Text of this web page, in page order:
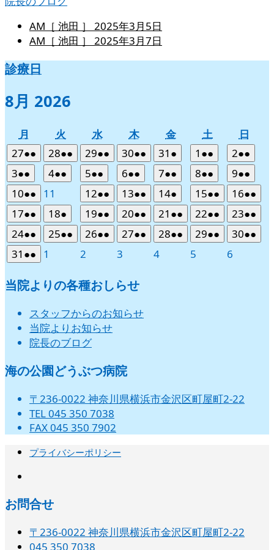
AM［ 池田 ］ 2025年3月5日
AM［ 池田 ］ 2025年3月7日
診療日
8月 2026
月
曜
日
火
曜
日
水水
曜
日
木木
曜
日
金金
曜
日
土土
曜
日
日
曜
日
272026
年
7
月
27
日
●●
件
の
イ
ベ
ン
ト)
282026
年
7
28
日
●●
件
の
ベ
ン
ト)
292026
年
7
月
29
日
●●
件
の
ベ
ン
ト)
302026
年
7
月
30
日
●●
件
の
ベ
ン
ト)
31 2026
年
7
月
31
日
●
件
の
ベ
ン
ト)
1 2026
年
8
月
1
日
●●
件
の
イ
ベ
ン
ト)
22026
年
8
月
2
日
●●
件
の
イ
ベ
ン
ト)
32026
年
8
月
3
日
●●
件
の
イ
ベ
ン
ト)
42026
年
8
月
4
日
●●
件
の
ベ
ン
52026
年
8
月
5
日
●●
件
の
イ
ベ
ン
62026
年
8
月
6
日
●●
件
の
イ
ベ
ン
72026
年
8
月
7
日
●●
件
の
イ
ベ
ン
82026
年
8
月
8
日
●●
件
の
イ
ベ
ン
92026
年
8
月
9
日
●●
件
の
イ
ベ
ン
102026
年
8
月
10
日
●● (2
件
の
ベ
ン
ト)
11
年
8
月
122026
年
8
月
●●
件
の
ベ
ト)
132026
年
8
月
●●
件
の
ベ
142026
年
8
月
●
件
の
イ
152026
年
8
月
●●
件
の
ベ
162026
年
8
月
●●
件
の
172026
年
8
月
日
●●
件
の
イ
ン
182026
年
8
日
●
件
の
ン
192026
年
8
日
●●
件
の
イ
ン
202026
年
8
日
●●
件
の
イ
21 2026
年
8
●●
件
の
イ
222026
年
8
●●
件
の
イ
232026
年
8
●●
件
の
242026
年
8
月
24
●●
件
の
イ
ベ
ン
ト)
252026
年
月
25
●●
件
の
イ
ベ
ト)
262026
年
26
●●
件
の
ベ
ン
ト)
272026
年
27
●●
件
282026
年
●●
件
の
292026
年
●●
件
の
302026
年
●●
件
31 2026
年
8
月
31
日
●● (2
件
の
ベ
ン
ト)
1
9
1
日
2
9
月
2
日
3
9
月
3
42026
5 6
当院よりの各種おしらせ
スタッフからのお知らせ
当院よりお知らせ
院長のブログ
海の公園どうぶつ病院
〒236-0022 神奈川県横浜市金沢区町屋町2-22
TEL 045 350 7038
FAX 045 350 7902
プライバシーポリシー
お問合せ
〒236-0022 神奈川県横浜市金沢区町屋町2-22
045 350 7038‬